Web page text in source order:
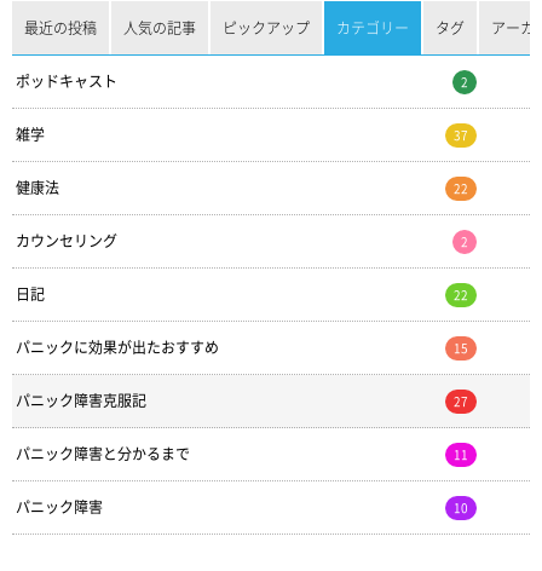
最近の投稿 人気の記事 ピックアップ カテゴリー タグ アーカ
ポッドキャスト 2
雑学 37
健康法 22
カウンセリング 2
日記 22
パニックに効果が出たおすすめ 15
パニック障害克服記 27
パニック障害と分かるまで 11
パニック障害 10